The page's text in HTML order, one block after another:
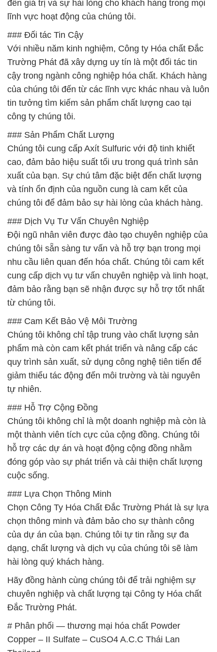
đến giá trị và sự hài lòng cho khách hàng trong mọi
lĩnh vực hoạt động của chúng tôi.
### Đối tác Tin Cậy
Với nhiều năm kinh nghiệm, Công ty Hóa chất Đắc
Trường Phát đã xây dựng uy tín là một đối tác tin
cậy trong ngành công nghiệp hóa chất. Khách hàng
của chúng tôi đến từ các lĩnh vực khác nhau và luôn
tin tưởng tìm kiếm sản phẩm chất lượng cao tại
công ty chúng tôi.
### Sản Phẩm Chất Lượng
Chúng tôi cung cấp Axít Sulfuric với độ tinh khiết
cao, đảm bảo hiệu suất tối ưu trong quá trình sản
xuất của bạn. Sự chú tâm đặc biệt đến chất lượng
và tính ổn định của nguồn cung là cam kết của
chúng tôi để đảm bảo sự hài lòng của khách hàng.
### Dịch Vụ Tư Vấn Chuyên Nghiệp
Đội ngũ nhân viên được đào tạo chuyên nghiệp của
chúng tôi sẵn sàng tư vấn và hỗ trợ bạn trong mọi
nhu cầu liên quan đến hóa chất. Chúng tôi cam kết
cung cấp dịch vụ tư vấn chuyên nghiệp và linh hoạt,
đảm bảo rằng bạn sẽ nhận được sự hỗ trợ tốt nhất
từ chúng tôi.
### Cam Kết Bảo Vệ Môi Trường
Chúng tôi không chỉ tập trung vào chất lượng sản
phẩm mà còn cam kết phát triển và nâng cấp các
quy trình sản xuất, sử dụng công nghệ tiên tiến để
giảm thiểu tác động đến môi trường và tài nguyên
tự nhiên.
### Hỗ Trợ Cộng Đồng
Chúng tôi không chỉ là một doanh nghiệp mà còn là
một thành viên tích cực của cộng đồng. Chúng tôi
hỗ trợ các dự án và hoạt động cộng đồng nhằm
đóng góp vào sự phát triển và cải thiện chất lượng
cuộc sống.
### Lựa Chọn Thông Minh
Chọn Công Ty Hóa Chất Đắc Trường Phát là sự lựa
chọn thông minh và đảm bảo cho sự thành công
của dự án của bạn. Chúng tôi tự tin rằng sự đa
dạng, chất lượng và dịch vụ của chúng tôi sẽ làm
hài lòng quý khách hàng.
Hãy đồng hành cùng chúng tôi để trải nghiệm sự
chuyên nghiệp và chất lượng tại Công ty Hóa chất
Đắc Trường Phát.
# Phân phối — thương mại hóa chất Powder
Copper – II Sulfate – CuSO4 A.C.C Thái Lan